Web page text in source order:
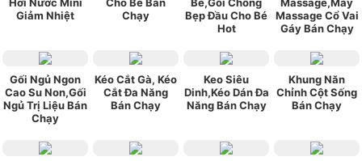
Giảm Nhiệt
Chạy
Bẹp Đầu Cho Bé
Hot
Massage Cổ Vai
Gáy Bán Chạy
Gối Ngủ Ngon
Cao Su Non,Gối
Ngủ Trị Liệu Bán
Chạy
Kéo Cắt Gà, Kéo
Cắt Đa Năng
Bán Chạy
Keo Siêu
Dinh,Kéo Dán Đa
Năng Bán Chạy
Khung Năn
Chỉnh Cột Sống
Bán Chạy